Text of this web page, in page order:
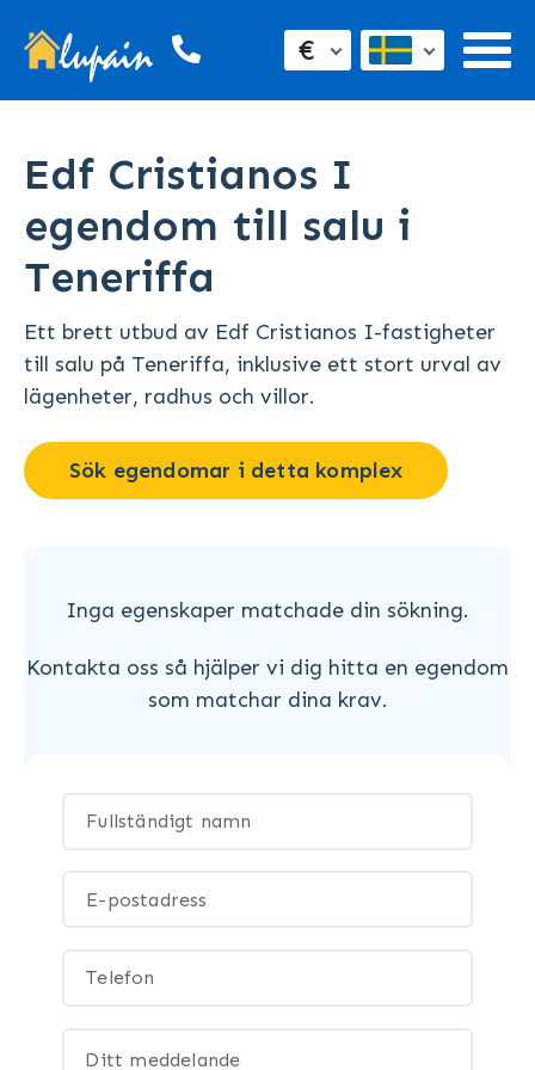
€
Edf Cristianos I
egendom till salu i
Teneriffa
Ett brett utbud av Edf Cristianos I-fastigheter
till salu på Teneriffa, inklusive ett stort urval av
lägenheter, radhus och villor.
Sök egendomar i detta komplex
Inga egenskaper matchade din sökning.
Kontakta oss så hjälper vi dig hitta en egendom
som matchar dina krav.